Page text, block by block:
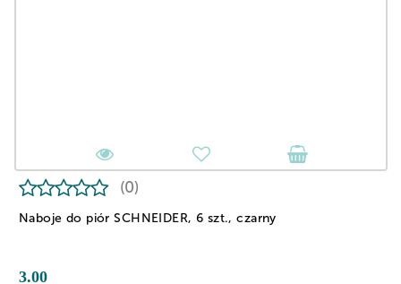
Naboje do piór SCHNEIDER, 6 szt., czarny
(0)
3.00